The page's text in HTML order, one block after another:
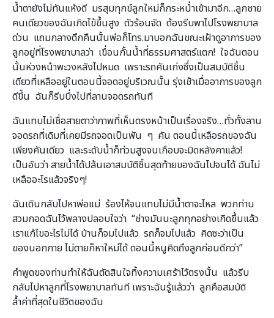
น้ำตายังไม่ทันแห้งดี มรสุมทุกข์ลูกใหม่ก็กระหน่ำเข้ามาอีก…ลูกชาย
คนเดียวของฉันเกิดไข้ขึ้นสูง ตัวร้อนจัด ต้องรีบพาไปโรงพยาบาล
ด่วน แถมกลางดึกคืนนั้นพ่อก็โทร.มาบอกฉันขณะเฝ้าดูอาการของ
ลูกอยู่ที่โรงพยาบาลว่า เขื่อนกั้นน้ำที่ธรรมศาสตร์แตก! ใจฉันตอน
นั้นห่วงหน้าพะวงหลังไปหมด เพราะรถคันเก่งซึ่งเป็นสมบัติชิ้น
เดียวที่เหลืออยู่ในตอนนี้จอดอยู่บริเวณนั้น รุ่งเช้าเมื่ออาการของลูก
ดีขึ้น ฉันก็รีบบึ่งไปที่ลานจอดรถทันที
ฉันแทบไม่เชื่อสายตาว่าภาพที่เห็นตรงหน้าเป็นเรื่องจริง…ทั่วทั้งลาน
จอดรถที่เดิมที่เคยมีรถจอดเป็นพัน ๆ คัน ตอนนี้เหลือรถของฉัน
เพียงคันเดียว และระดับน้ำก็ท่วมสูงจนเกือบจะมิดหลังคาแล้ว!
เป็นอันว่า สายน้ำได้ปล้นเอาสมบัติชิ้นสุดท้ายของฉันไปจนได้ ฉันไม่
เหลืออะไรแล้วจริงๆ!
ฉันเดินกลับไปหาพ่อแม่ ร้องไห้จนแทบไม่มีน้ำตาจะไหล พวกท่าน
สวมกอดฉันไว้พลางปลอบใจว่า “ช่างมันนะลูกทุกอย่างเกิดขึ้นแล้ว
เราแก้ไขอะไรไม่ได้ บ้านก็จมไปแล้ว รถก็จมไปแล้ว คิดซะว่าเป็น
ของนอกกาย ไม่ตายก็หาใหม่ได้ ตอนนี้หนูคิดถึงลูกก่อนดีกว่า”
คำพูดของท่านทำให้ฉันตัดสินใจทิ้งความเศร้าไว้ตรงนั้น แล้วรีบ
กลับไปหาลูกที่โรงพยาบาลทันที เพราะฉันรู้แล้วว่า ลูกคือสมบัติ
ล้ำค่าที่สุดในชีวิตของฉัน